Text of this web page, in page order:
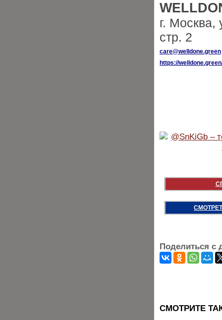
г. Москва,
стр. 2
care@welldone.green
https://
Поделиться с
CМОТРИТЕ